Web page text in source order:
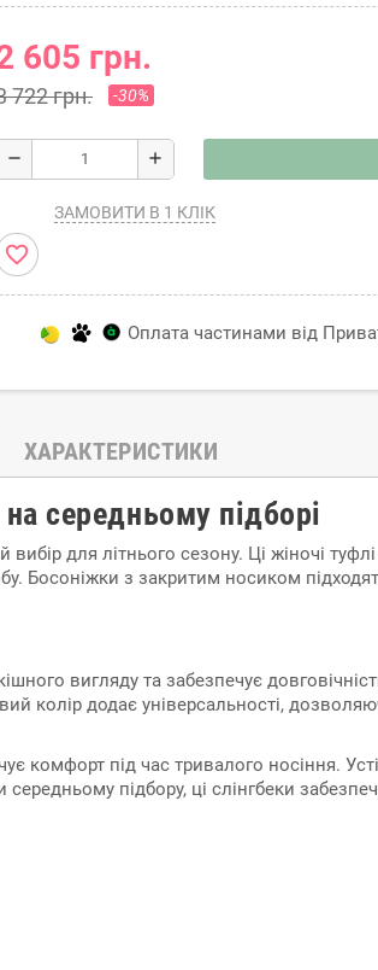
605 грн.
722 грн. -30%
remove add
ЗАМОВИТИ В 1 КЛІК
favorite_border
Оплата частинами від
ХАРАКТЕРИСТИКИ
середньому підборі
для літнього сезону. Ці жіночі
з закритим носиком
вигляду та забезпечує
колір додає універсальності,
комфорт під час тривалого носіння.
підбору, ці слінгбеки